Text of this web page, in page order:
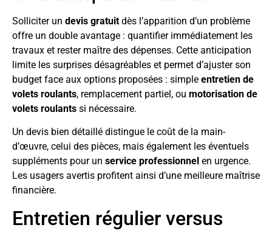
Solliciter un devis gratuit dès l’apparition d’un problème
offre un double avantage : quantifier immédiatement les
travaux et rester maître des dépenses. Cette anticipation
limite les surprises désagréables et permet d’ajuster son
budget face aux options proposées : simple entretien de
volets roulants, remplacement partiel, ou motorisation de
volets roulants si nécessaire.
Un devis bien détaillé distingue le coût de la main-
d’œuvre, celui des pièces, mais également les éventuels
suppléments pour un service professionnel en urgence.
Les usagers avertis profitent ainsi d’une meilleure maîtrise
financière.
Entretien régulier versus